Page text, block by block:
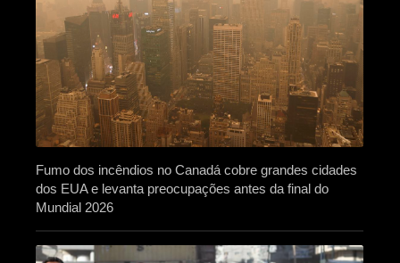
Fumo dos incêndios no Canadá cobre grandes cidades
dos EUA e levanta preocupações antes da final do
Mundial 2026